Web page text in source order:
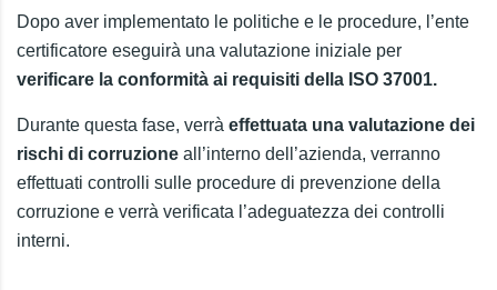
Dopo aver implementato le politiche e le procedure, l’ente
certificatore eseguirà una valutazione iniziale per
verificare la conformità ai requisiti della ISO 37001.
Durante questa fase, verrà effettuata una valutazione dei
rischi di corruzione all’interno dell’azienda, verranno
effettuati controlli sulle procedure di prevenzione della
corruzione e verrà verificata l’adeguatezza dei controlli
interni.